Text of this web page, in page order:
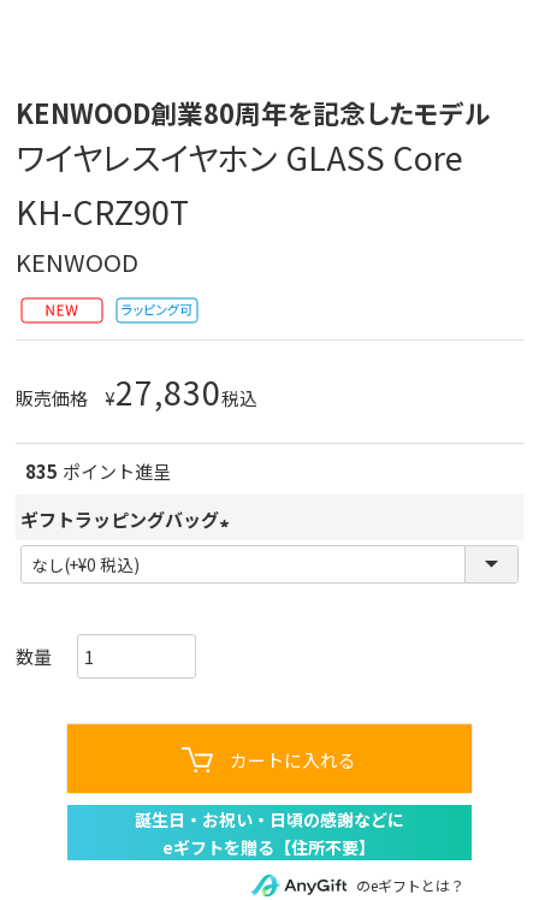
KENWOOD創業80周年を記念したモデル
ワイヤレスイヤホン GLASS Core
KH-CRZ90T
KENWOOD
販売価格 ¥27,830税込
835 ポイント進呈
ギフトラッピングバッグ
必
カートに入れる
のeギフトとは？